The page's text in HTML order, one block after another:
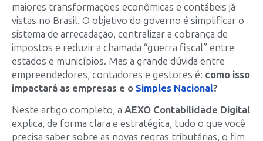
maiores transformações econômicas e contábeis já
vistas no Brasil. O objetivo do governo é simplificar o
sistema de arrecadação, centralizar a cobrança de
impostos e reduzir a chamada “guerra fiscal” entre
estados e municípios. Mas a grande dúvida entre
empreendedores, contadores e gestores é: como isso
impactará as empresas e o Simples Nacional?
Neste artigo completo, a AEXO Contabilidade Digital
explica, de forma clara e estratégica, tudo o que você
precisa saber sobre as novas regras tributárias, o fim